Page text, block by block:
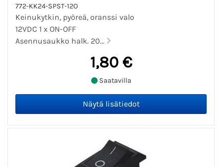
772-KK24-SPST-12O
Keinukytkin, pyöreä, oranssi valo
12VDC 1 x ON-OFF
Asennusaukko halk. 20...
1,80 €
Saatavilla